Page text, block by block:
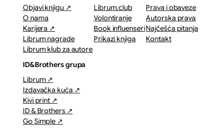
Objavi knjigu ↗
O nama
Karijera ↗
Librum nagrade
Librum klub za autore
Librum.club
Volontiranje
Book influenseri
Prikazi knjiga
Prava i obaveze
Autorska prava
Najčešća pitanja
Kontakt
ID&Brothers grupa
Librum ↗
Izdavačka kuća ↗
Kivi print ↗
ID & Brothers ↗
Go Simple ↗